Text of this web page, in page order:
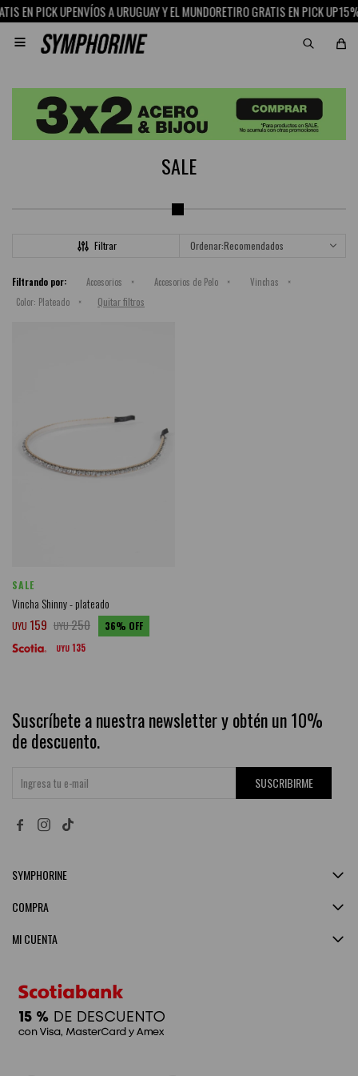
EN PICK UPENVÍOS A URUGUAY Y EL MUNDORETIRO GRATIS EN PICK UP15%

SALE
Recomendados
Filtrando por: Accesorios Accesorios de Pelo
Vinchas
Color: Plateado Quitar filtros
SALE
Vincha Shinny - plateado
UYU 159 UYU250 36
UYU 135
Suscríbete a nuestra newsletter y obtén un 10%
de descuento.
SUSCRIBIRME
 
SYMPHORINE
MI CUENTA
COMPRA